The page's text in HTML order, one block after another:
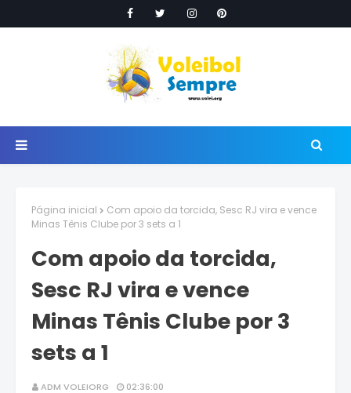
Página inicial
Com apoio da torcida, Sesc RJ vira e vence
Minas Tênis Clube por 3 sets a 1
Com apoio da torcida,
Sesc RJ vira e vence
Minas Tênis Clube por 3
sets a 1
ADM VOLEIORG 02:36:00